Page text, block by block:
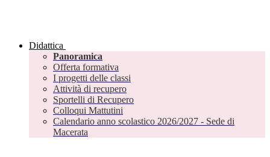
Didattica
Panoramica
Offerta formativa
I progetti delle classi
Attività di recupero
Sportelli di Recupero
Colloqui Mattutini
Calendario anno scolastico 2026/2027 - Sede di
Macerata